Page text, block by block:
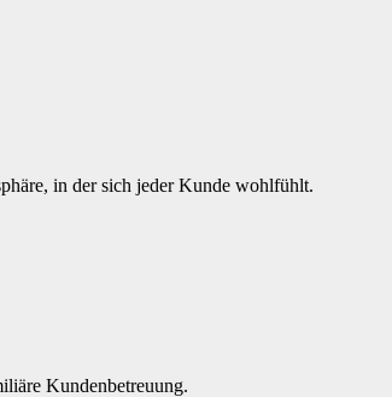
in der sich jeder Kunde wohlfühlt.
Kundenbetreuung.